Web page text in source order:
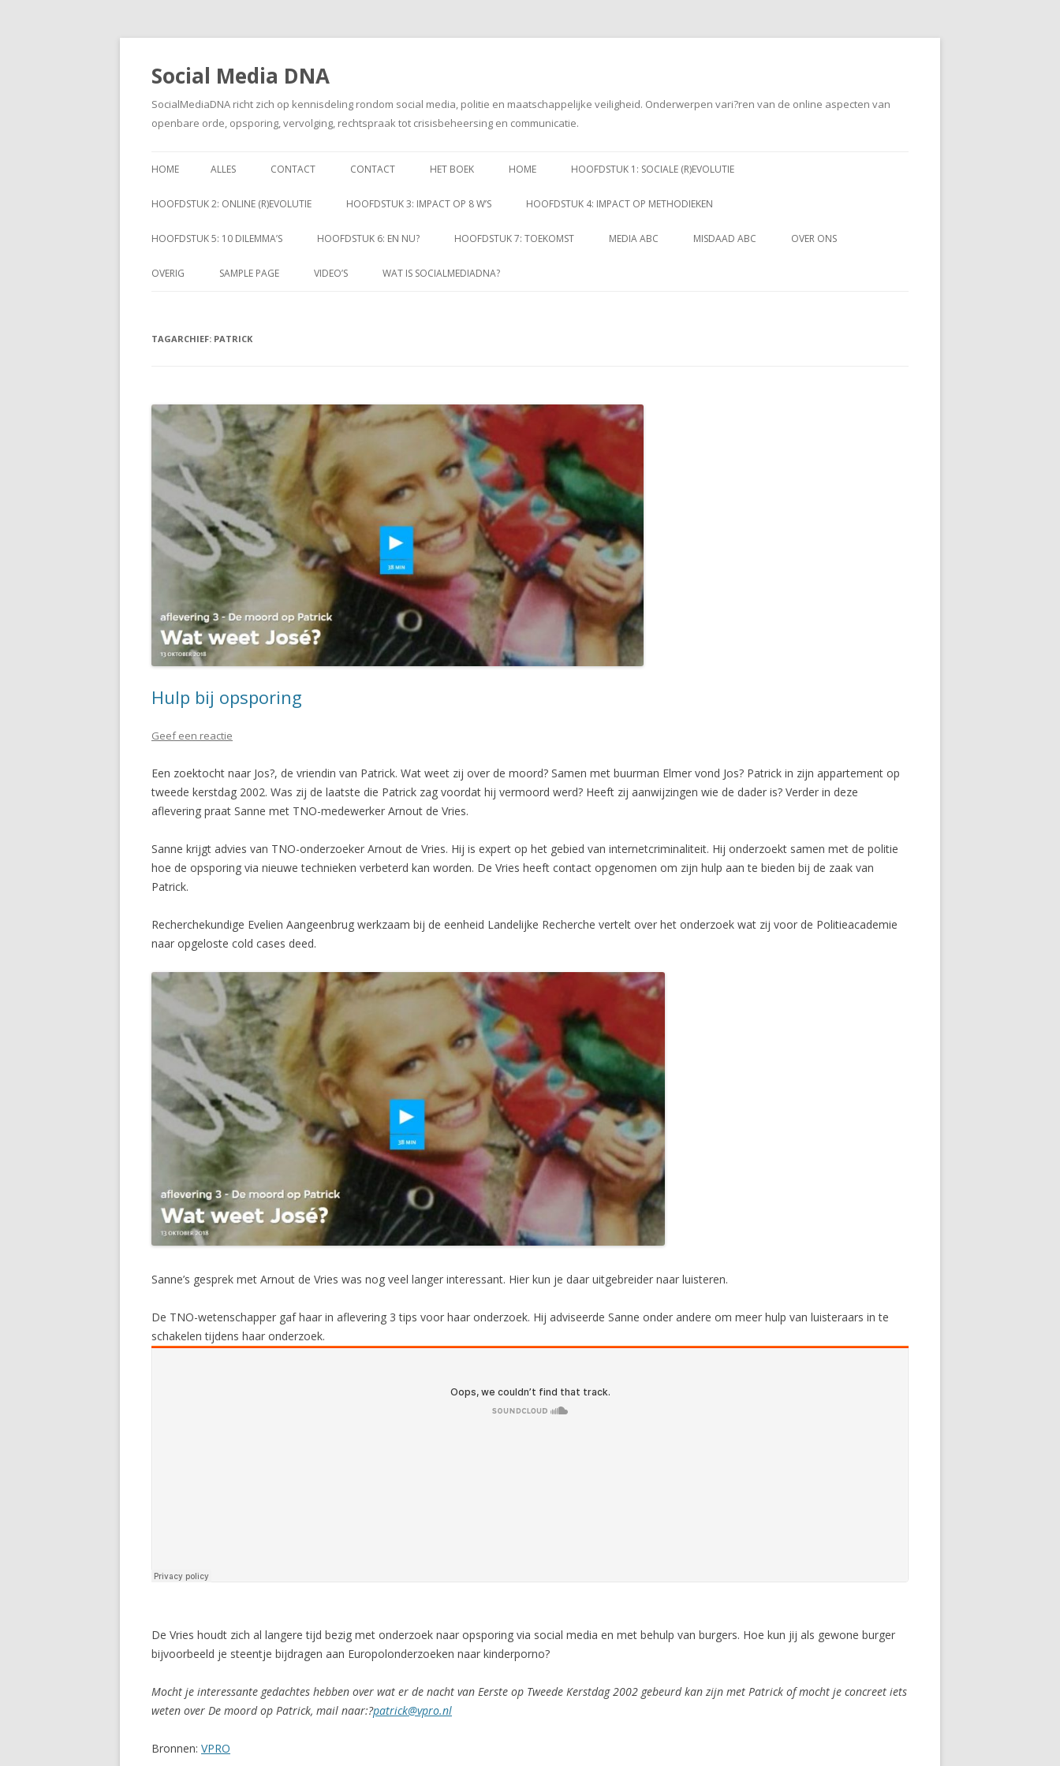
Social Media DNA
SocialMediaDNA richt zich op kennisdeling rondom social media, politie en maatschappelijke veiligheid. Onderwerpen vari?ren van de online aspecten van
openbare orde, opsporing, vervolging, rechtspraak tot crisisbeheersing en communicatie.
naar
HOME ALLES CONTACT CONTACT HET BOEK HOME HOOFDSTUK 1: SOCIALE (R)EVOLUTIE
HOOFDSTUK 2: ONLINE (R)EVOLUTIE HOOFDSTUK 3: IMPACT OP 8 W’S HOOFDSTUK 4: IMPACT OP METHODIEKEN
HOOFDSTUK 5: 10 DILEMMA’S HOOFDSTUK 6: EN NU? HOOFDSTUK 7: TOEKOMST MEDIA ABC MISDAAD ABC OVER ONS
OVERIG SAMPLE PAGE VIDEO’S WAT IS SOCIALMEDIADNA?
TAGARCHIEF: PATRICK
Hulp bij opsporing
Geef een reactie
Een zoektocht naar Jos?, de vriendin van Patrick. Wat weet zij over de moord? Samen met buurman Elmer vond Jos? Patrick in zijn appartement op
tweede kerstdag 2002. Was zij de laatste die Patrick zag voordat hij vermoord werd? Heeft zij aanwijzingen wie de dader is? Verder in deze
aflevering praat Sanne met TNO-medewerker Arnout de Vries.
Sanne krijgt advies van TNO-onderzoeker Arnout de Vries. Hij is expert op het gebied van internetcriminaliteit. Hij onderzoekt samen met de politie
hoe de opsporing via nieuwe technieken verbeterd kan worden. De Vries heeft contact opgenomen om zijn hulp aan te bieden bij de zaak van
Patrick.
Recherchekundige Evelien Aangeenbrug werkzaam bij de eenheid Landelijke Recherche vertelt over het onderzoek wat zij voor de Politieacademie
naar opgeloste cold cases deed.
Sanne’s gesprek met Arnout de Vries was nog veel langer interessant. Hier kun je daar uitgebreider naar luisteren.
De TNO-wetenschapper gaf haar in aflevering 3 tips voor haar onderzoek. Hij adviseerde Sanne onder andere om meer hulp van luisteraars in te
schakelen tijdens haar onderzoek.
De Vries houdt zich al langere tijd bezig met onderzoek naar opsporing via social media en met behulp van burgers. Hoe kun jij als gewone burger
bijvoorbeeld je steentje bijdragen aan Europolonderzoeken naar kinderporno?
Mocht je interessante gedachtes hebben over wat er de nacht van Eerste op Tweede Kerstdag 2002 gebeurd kan zijn met Patrick of mocht je concreet iets
weten over De moord op Patrick, mail naar:?patrick@vpro.nl
Bronnen: VPRO